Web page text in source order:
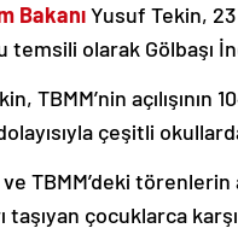
BakanıYusuf Tekin,
temsili olarak Gölbaşı
TBMM’nin
çeşitli
TBMM’deki
taşıyan çocuklarca